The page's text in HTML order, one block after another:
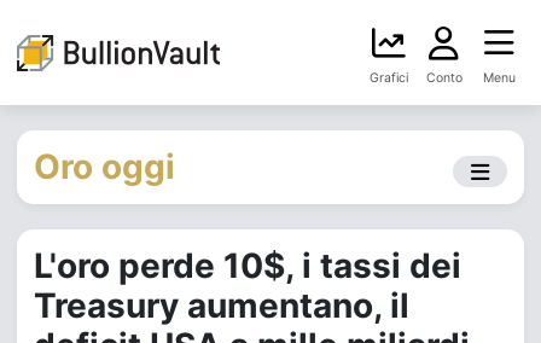
Grafici Conto Menu
Oro oggi
L'oro perde 10$, i tassi dei
Treasury aumentano, il